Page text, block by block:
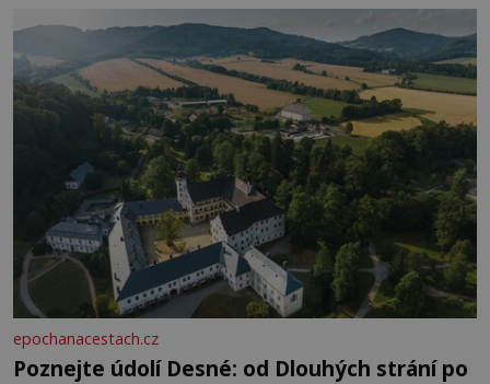
epochanacestach.cz
Poznejte údolí Desné: od Dlouhých strání po